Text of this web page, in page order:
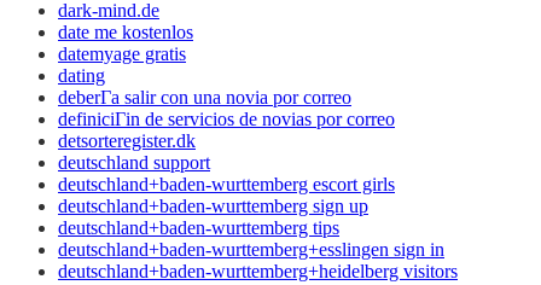
dark-mind.de
date me kostenlos
datemyage gratis
dating
deberГ­a salir con una novia por correo
definiciГіn de servicios de novias por correo
detsorteregister.dk
deutschland support
deutschland+baden-wurttemberg escort girls
deutschland+baden-wurttemberg sign up
deutschland+baden-wurttemberg tips
deutschland+baden-wurttemberg+esslingen sign in
deutschland+baden-wurttemberg+heidelberg visitors